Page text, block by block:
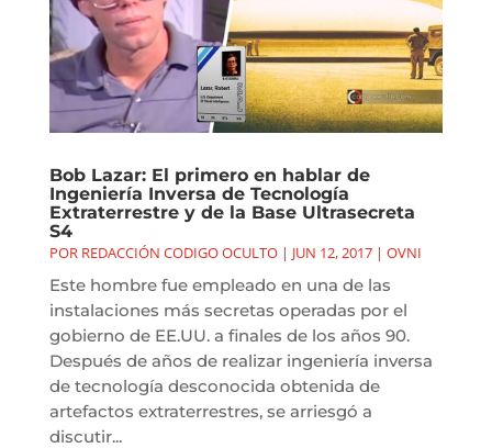
Bob Lazar: El primero en hablar de
Ingeniería Inversa de Tecnología
Extraterrestre y de la Base Ultrasecreta
S4
POR REDACCIÓN CODIGO OCULTO| JUN 12, 2017| OVNI
Este hombre fue empleado en una de las
instalaciones más secretas operadas por el
gobierno de EE.UU. a finales de los años 90.
Después de años de realizar ingeniería inversa
de tecnología desconocida obtenida de
artefactos extraterrestres, se arriesgó a
discutir...